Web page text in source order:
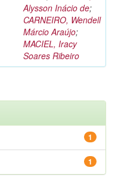
Alysson Inácio de;
CARNEIRO, Wendell
Márcio Araújo;
MACIEL, Iracy
Soares Ribeiro
1
1